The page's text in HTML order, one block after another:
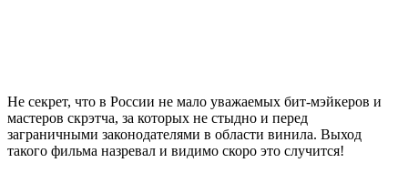
Не секрет, что в России не мало уважаемых бит-мэйкеров и
мастеров скрэтча, за которых не стыдно и перед
заграничными законодателями в области винила. Выход
такого фильма назревал и видимо скоро это случится!